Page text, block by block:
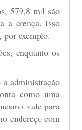
579,8 mil são
a crença. Isso
por exemplo.
enquanto os
administração
como uma
vale para
endereço com